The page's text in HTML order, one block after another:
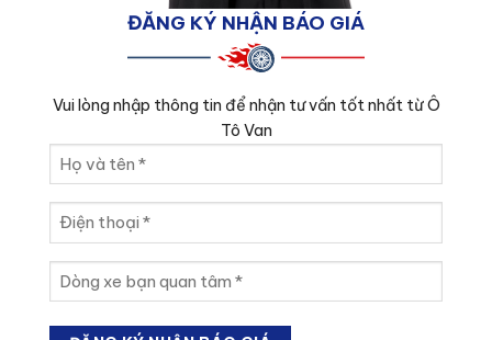
ĐĂNG KÝ NHẬN BÁO GIÁ
Vui lòng nhập thông tin để nhận tư vấn tốt nhất từ Ô
Tô Van
và
tên
(Required)
thoại
xe
bạn